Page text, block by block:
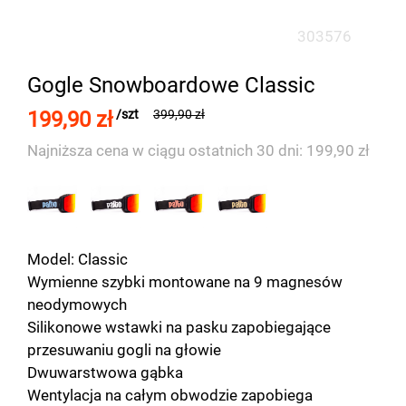
Gogle Snowboardowe Classic
303576
199,90 zł /szt 399,90 zł
Najniższa cena w ciągu ostatnich 30 dni: 199,90 zł
Model: Classic
Wymienne szybki montowane na 9 magnesów
neodymowych
Silikonowe wstawki na pasku zapobiegające
przesuwaniu gogli na głowie
Dwuwarstwowa gąbka
Wentylacja na całym obwodzie zapobiega